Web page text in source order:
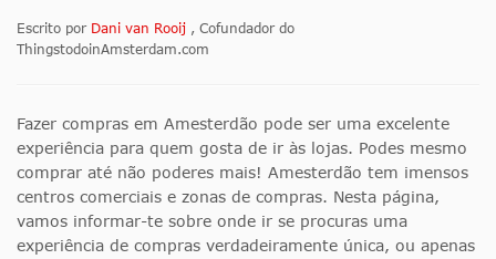
Escrito por Dani van Rooij , Cofundador do
ThingstodoinAmsterdam.com
Fazer compras em Amesterdão pode ser uma excelente
experiência para quem gosta de ir às lojas. Podes mesmo
comprar até não poderes mais! Amesterdão tem imensos
centros comerciais e zonas de compras. Nesta página,
vamos informar-te sobre onde ir se procuras uma
experiência de compras verdadeiramente única, ou apenas